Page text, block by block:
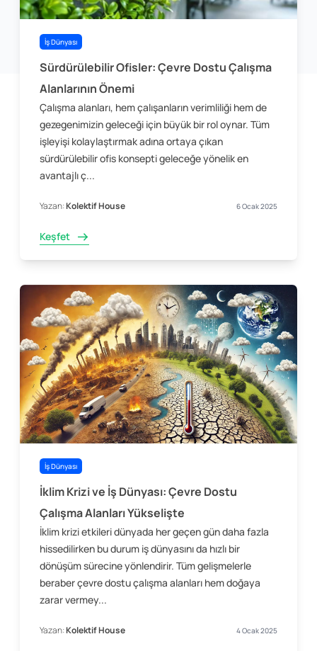
İş Dünyası
Sürdürülebilir Ofisler: Çevre Dostu Çalışma
Alanlarının Önemi
Çalışma alanları, hem çalışanların verimliliği hem de
gezegenimizin geleceği için büyük bir rol oynar. Tüm
işleyişi kolaylaştırmak adına ortaya çıkan
sürdürülebilir ofis konsepti geleceğe yönelik en
avantajlı ç...
Yazan:Kolektif House 6 Ocak 2025
Keşfet
İş Dünyası
İklim Krizi ve İş Dünyası: Çevre Dostu
Çalışma Alanları Yükselişte
İklim krizi etkileri dünyada her geçen gün daha fazla
hissedilirken bu durum iş dünyasını da hızlı bir
dönüşüm sürecine yönlendirir. Tüm gelişmelerle
beraber çevre dostu çalışma alanları hem doğaya
zarar vermey...
Yazan:Kolektif House 4 Ocak 2025